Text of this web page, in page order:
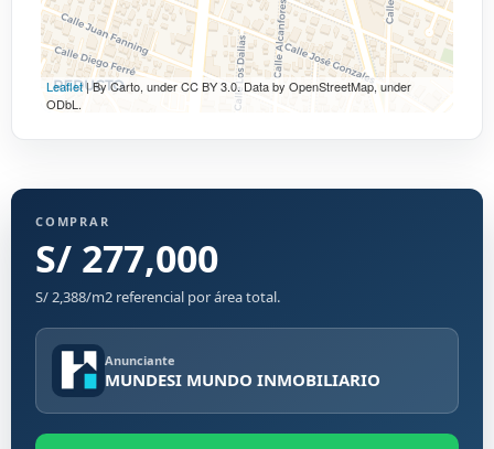
Leaflet| By Carto, under CC BY 3.0. Data by OpenStreetMap, under
ODbL.
COMPRAR
S/ 277,000
S/ 2,388/m2 referencial por área total.
Anunciante
MUNDESI MUNDO INMOBILIARIO